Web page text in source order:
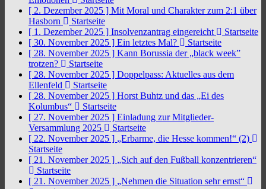
[ 2. Dezember 2025 ] Mit Moral und Charakter zum 2:1 über
Hasborn
Startseite
[ 1. Dezember 2025 ] Insolvenzantrag eingereicht
Startseite
[ 30. November 2025 ] Ein letztes Mal?
Startseite
[ 28. November 2025 ] Kann Borussia der „black week”
trotzen?
Startseite
[ 28. November 2025 ] Doppelpass: Aktuelles aus dem
Ellenfeld
Startseite
[ 28. November 2025 ] Horst Buhtz und das „Ei des
Kolumbus“
Startseite
[ 27. November 2025 ] Einladung zur Mitglieder-
Versammlung 2025
Startseite
[ 22. November 2025 ] „Erbarme, die Hesse kommen!“ (2)
Startseite
[ 21. November 2025 ] „Sich auf den Fußball konzentrieren“
Startseite
[ 21. November 2025 ] „Nehmen die Situation sehr ernst“